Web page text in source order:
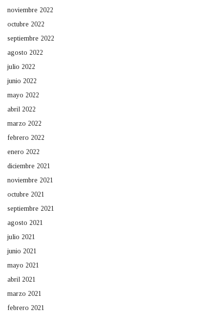
noviembre 2022
octubre 2022
septiembre 2022
agosto 2022
julio 2022
junio 2022
mayo 2022
abril 2022
marzo 2022
febrero 2022
enero 2022
diciembre 2021
noviembre 2021
octubre 2021
septiembre 2021
agosto 2021
julio 2021
junio 2021
mayo 2021
abril 2021
marzo 2021
febrero 2021